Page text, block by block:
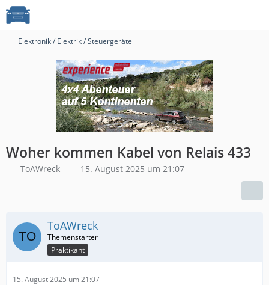
Elektronik / Elektrik / Steuergeräte
Woher kommen Kabel von Relais 433
ToAWreck 15. August 2025 um 21:07
ToAWreck
Praktikant
15. August 2025 um 21:07